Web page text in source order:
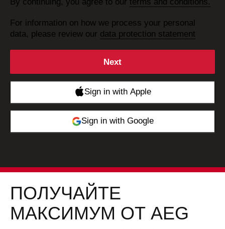
For information on how we process your personal
data, please review our data protection statement
ПОЛУЧАЙТЕ
МАКСИМУМ ОТ AEG